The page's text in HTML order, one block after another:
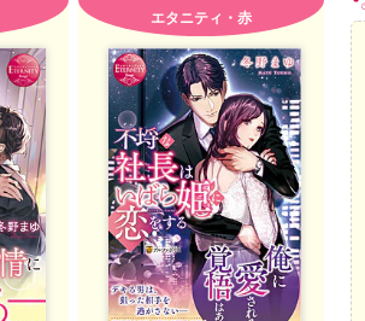
エタニティ・赤